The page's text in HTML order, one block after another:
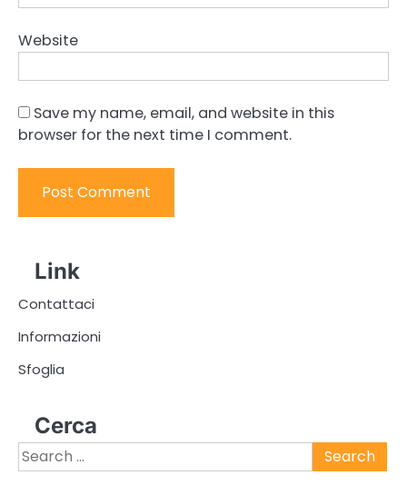
Website
Save my name, email, and website in this
browser for the next time I comment.
Link
Contattaci
Informazioni
Sfoglia
Cerca
Search
for: